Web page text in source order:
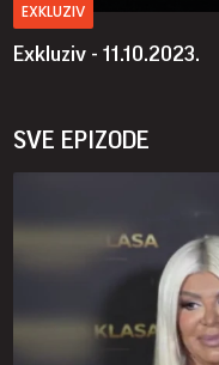
EXKLUZIV
Exkluziv - 11.10.2023.
SVE EPIZODE